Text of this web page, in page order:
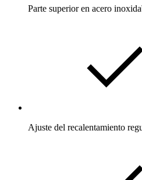
Parte superior en acero
Ajuste del recalentamiento